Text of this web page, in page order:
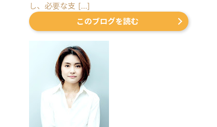
し、必要な支 […]
このブログを読む